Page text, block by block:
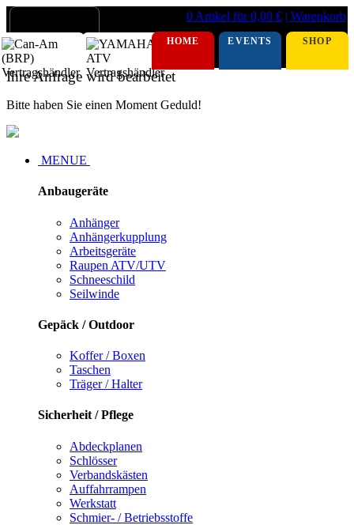
0 Artikel für 0,00 € | Warenkorb
HOME EVENTS SHOP
Ihre Anfrage wird bearbeitet
Bitte haben Sie einen Moment Geduld!
MENUE
Anbaugeräte
Anhänger
Anhängerkupplung
Arbeitsgeräte
Raupen ATV/UTV
Schneeschild
Seilwinde
Gepäck / Outdoor
Koffer / Boxen
Taschen
Träger / Halter
Sicherheit / Pflege
Abdeckplanen
Schlösser
Verbandskästen
Auffahrrampen
Werkstatt
Schmier- / Betriebsstoffe